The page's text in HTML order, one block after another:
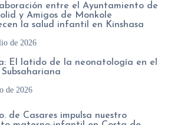
entre el Ayuntamiento de
y Amigos de Monkole
la salud infantil en Kinshasa
de 2026
El latido de la neonatología en el
de 2026
de Casares impulsa nuestro